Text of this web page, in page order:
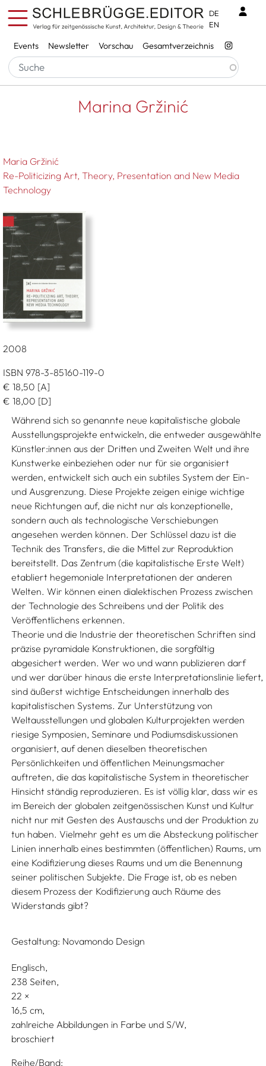
Direkt zum Inhalt
Services
Events Newsletter Vorschau Gesamtverzeichnis
DE
EN
Pfadnavigation
Startseite Marina Gržinić
Marina Gržinić
Maria Gržinić
Re-Politicizing Art, Theory, Presentation and New Media
Technology
2008
ISBN 978-3-85160-119-0
€ 18,50 [A]
€ 18,00 [D]
Während sich so genannte neue kapitalistische globale
Ausstellungsprojekte entwickeln, die entweder ausgewählte
Künstler:innen aus der Dritten und Zweiten Welt und ihre
Kunstwerke einbeziehen oder nur für sie organisiert
werden, entwickelt sich auch ein subtiles System der Ein-
und Ausgrenzung. Diese Projekte zeigen einige wichtige
neue Richtungen auf, die nicht nur als konzeptionelle,
sondern auch als technologische Verschiebungen
angesehen werden können. Der Schlüssel dazu ist die
Technik des Transfers, die die Mittel zur Reproduktion
bereitstellt. Das Zentrum (die kapitalistische Erste Welt)
etabliert hegemoniale Interpretationen der anderen
Welten. Wir können einen dialektischen Prozess zwischen
der Technologie des Schreibens und der Politik des
Veröffentlichens erkennen.
Theorie und die Industrie der theoretischen Schriften sind
präzise pyramidale Konstruktionen, die sorgfältig
abgesichert werden. Wer wo und wann publizieren darf
und wer darüber hinaus die erste Interpretationslinie liefert,
sind äußerst wichtige Entscheidungen innerhalb des
kapitalistischen Systems. Zur Unterstützung von
Weltausstellungen und globalen Kulturprojekten werden
riesige Symposien, Seminare und Podiumsdiskussionen
organisiert, auf denen dieselben theoretischen
Persönlichkeiten und öffentlichen Meinungsmacher
auftreten, die das kapitalistische System in theoretischer
Hinsicht ständig reproduzieren. Es ist völlig klar, dass wir es
im Bereich der globalen zeitgenössischen Kunst und Kultur
nicht nur mit Gesten des Austauschs und der Produktion zu
tun haben. Vielmehr geht es um die Absteckung politischer
Linien innerhalb eines bestimmten (öffentlichen) Raums, um
eine Kodifizierung dieses Raums und um die Benennung
seiner politischen Subjekte. Die Frage ist, ob es neben
diesem Prozess der Kodifizierung auch Räume des
Widerstands gibt?
Gestaltung: Novamondo Design
Englisch
238 Seiten,
22
16,5
zahlreiche Abbildungen in Farbe und S/W
broschiert
Reihe/Band